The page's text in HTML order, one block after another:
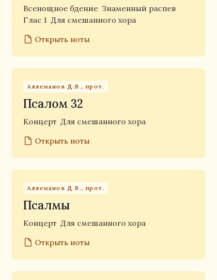
Всенощное бдение Знаменный распев
Глас 1 Для смешанного хора
Открыть ноты
Аллеманов Д.В., прот.
Псалом 32
Концерт Для смешанного хора
Открыть ноты
Аллеманов Д.В., прот.
Псалмы
Концерт Для смешанного хора
Открыть ноты